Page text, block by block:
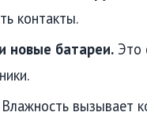
контакты.
новые батареи. Это
Влажность вызывает